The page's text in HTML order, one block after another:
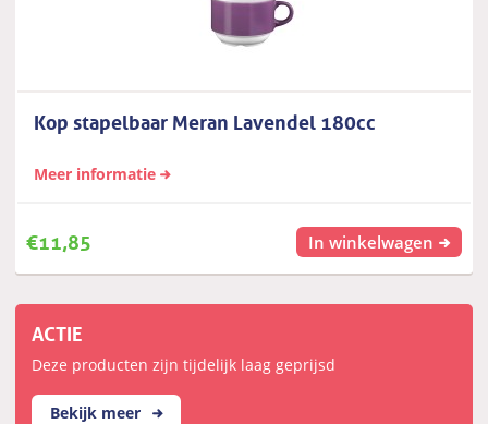
Kop stapelbaar Meran Lavendel 180cc
Meer informatie
€11,85 In winkelwagen
ACTIE
Deze producten zijn tijdelijk laag geprijsd
Bekijk meer